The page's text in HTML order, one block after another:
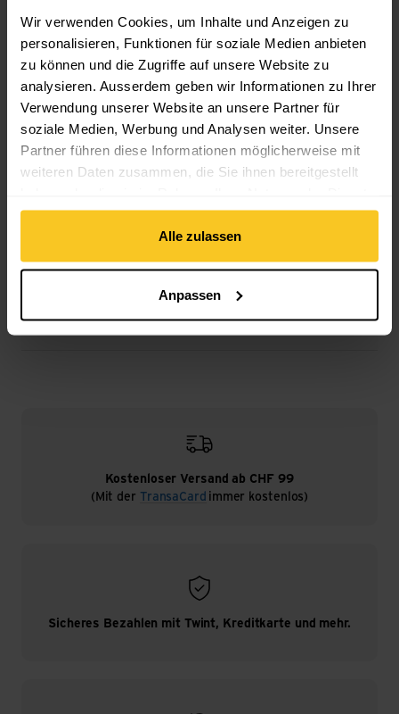
Wir verwenden Cookies, um Inhalte und Anzeigen zu
personalisieren, Funktionen für soziale Medien anbieten
zu können und die Zugriffe auf unsere Website zu
analysieren. Ausserdem geben wir Informationen zu Ihrer
Verwendung unserer Website an unsere Partner für
soziale Medien, Werbung und Analysen weiter. Unsere
Partner führen diese Informationen möglicherweise mit
weiteren Daten zusammen, die Sie ihnen bereitgestellt
gesammelt haben.
Alle zulassen
Anpassen
Material Zusammensetzung: EPS (expandiertes Polystyrol)
Material mit tierischem Ursprung: Kein tierisches Material
Masse/Gewicht
Gewicht in Gramm: 700 g
Spezifikation
Kostenloser Versand ab CHF 99
(Mit der TransaCard immer kostenlos)
Sicheres Bezahlen mit Twint, Kreditkarte und mehr.